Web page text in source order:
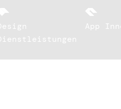
App